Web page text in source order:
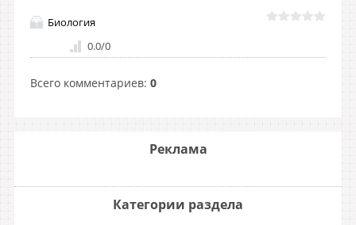
Биология
0.0/0
Всего комментариев: 0
Реклама
Категории раздела